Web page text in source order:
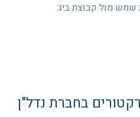
שמש מול קבוצת ביג.